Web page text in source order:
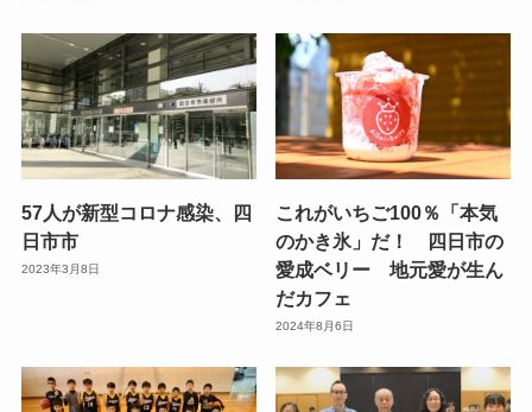
57人が新型コロナ感染、四
日市市
2023年3月8日
これがいちご100％「本気
のかき氷」だ！ 四日市の
愛成ベリー 地元愛が生ん
だカフェ
2024年8月6日